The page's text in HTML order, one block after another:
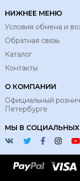
НИЖНЕЕ МЕНЮ
Условия обмена и
Обратная связь
Каталог
Контакты
О КОМПАНИИ
Официальный
Петербурге
МЫ В СОЦИАЛЬНЫХ